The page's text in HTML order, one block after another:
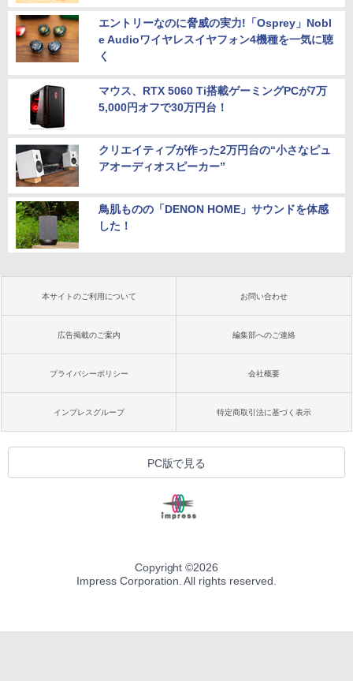
エントリーなのに脅威の実力!「Osprey」Nobl
e Audioワイヤレスイヤフォン4機種を一気に聴
く
マウス、RTX 5060 Ti搭載ゲーミングPCが7万
5,000円オフで30万円台！
クリエイティブが作った2万円台の“小さなピュ
アオーディオスピーカー”
鳥肌ものの「DENON HOME」サウンドを体感
した！
本サイトのご利用について お問い合わせ
広告掲載のご案内 編集部へのご連絡
プライバシーポリシー 会社概要
インプレスグループ 特定商取引法に基づく表示
PC版で見る
Copyright ©2026
Impress Corporation. All rights reserved.